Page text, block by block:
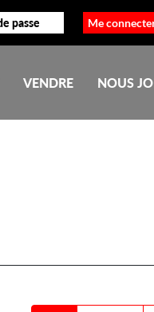
Me
VENDRE NOUS